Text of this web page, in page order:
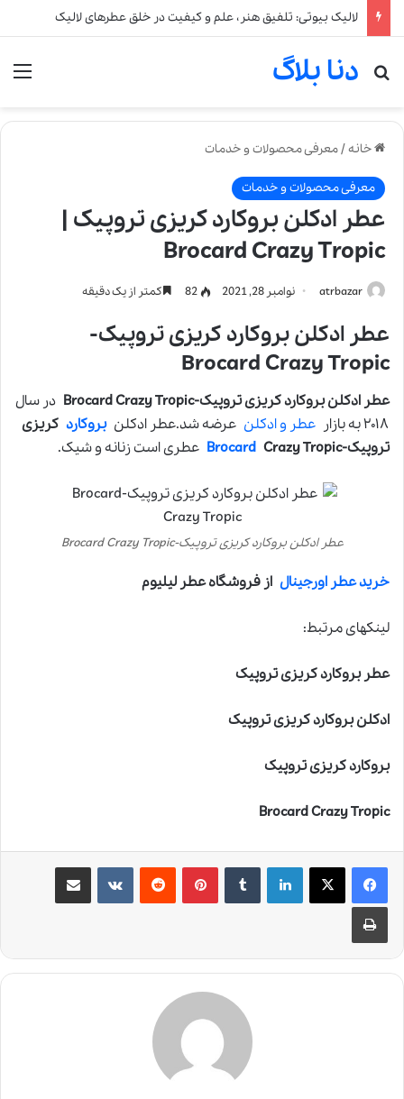
لالیک بیوتی: تلفیق هنر، علم و کیفیت در خلق عطرهای لالیک
دنا بلاگ
جستجو برای
خانه/معرفی محصولات و خدمات
معرفی محصولات و خدمات
عطر ادکلن بروکارد کریزی تروپیک |
Brocard Crazy Tropic
atrbazar نوامبر 28, 2021 82 کمتر از یک دقیقه
عطر ادکلن بروکارد کریزی تروپیک-
Brocard Crazy Tropic
عطر ادکلن بروکارد کریزی تروپیک-Brocard Crazy Tropic
در سال
۲۰۱۸ به بازار
عطر و ادکلن عرضه شد.عطر ادکلنبروکارد کریزی
تروپیک-
Brocard Crazy Tropic عطری است زنانه و شیک.
عطر ادکلن بروکارد کریزی تروپیک-Brocard Crazy Tropic
خرید عطر اورجینال از فروشگاه عطر لیلیوم
لینکهای مرتبط:
عطر بروکارد کریزی تروپیک
ادکلن بروکارد کریزی تروپیک
بروکارد کریزی تروپیک
Brocard Crazy Tropic
لینکدین ‫پین‌ترست ‫رددیت
چاپ